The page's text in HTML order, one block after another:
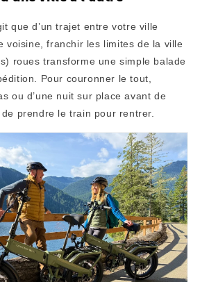
que d’un trajet entre votre ville
voisine, franchir les limites de la ville
roues transforme une simple balade
Pour couronner le tout,
ou d’une nuit sur place avant de
prendre le train pour rentrer.